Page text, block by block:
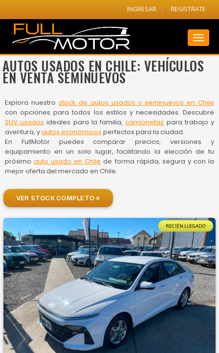
INGRESAR REGISTRATE
AUTOS USADOS EN CHILE: VEHÍCULOS
EN VENTA SEMINUEVOS
Explora nuestro stock de autos usados y seminuevos en Chile
con opciones para todos los estilos y necesidades. Descubre
SUV usados ideales para la familia,camionetas para trabajo y
aventura, yautos económicos perfectos para la ciudad.
En FullMotor puedes comparar precios, versiones y
equipamiento en un solo lugar, facilitando la elección de tu
próximoauto usado en Chile de forma rápida, segura y con la
mejor oferta del mercado en Chile.
VER STOCK COMPLETO »
RECIÉN LLEGADO